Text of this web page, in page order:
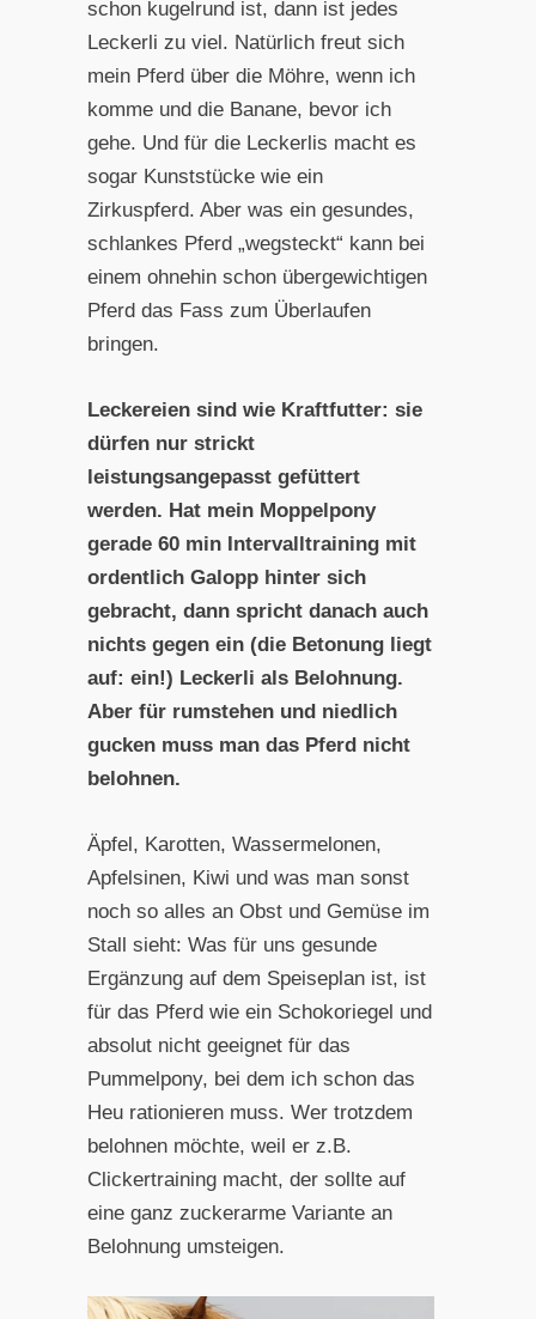
schon kugelrund ist, dann ist jedes
Leckerli zu viel. Natürlich freut sich
mein Pferd über die Möhre, wenn ich
komme und die Banane, bevor ich
gehe. Und für die Leckerlis macht es
sogar Kunststücke wie ein
Zirkuspferd. Aber was ein gesundes,
schlankes Pferd „wegsteckt“ kann bei
einem ohnehin schon übergewichtigen
Pferd das Fass zum Überlaufen
bringen.
Leckereien sind wie Kraftfutter: sie
dürfen nur strickt
leistungsangepasst gefüttert
werden. Hat mein Moppelpony
gerade 60 min Intervalltraining mit
ordentlich Galopp hinter sich
gebracht, dann spricht danach auch
nichts gegen ein (die Betonung liegt
auf: ein!) Leckerli als Belohnung.
Aber für rumstehen und niedlich
gucken muss man das Pferd nicht
belohnen.
Äpfel, Karotten, Wassermelonen,
Apfelsinen, Kiwi und was man sonst
noch so alles an Obst und Gemüse im
Stall sieht: Was für uns gesunde
Ergänzung auf dem Speiseplan ist, ist
für das Pferd wie ein Schokoriegel und
absolut nicht geeignet für das
Pummelpony, bei dem ich schon das
Heu rationieren muss. Wer trotzdem
belohnen möchte, weil er z.B.
Clickertraining macht, der sollte auf
eine ganz zuckerarme Variante an
Belohnung umsteigen.